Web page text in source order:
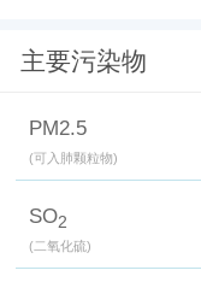
主要污染物
PM2.5
(可入肺颗粒物)
SO2
(二氧化硫)